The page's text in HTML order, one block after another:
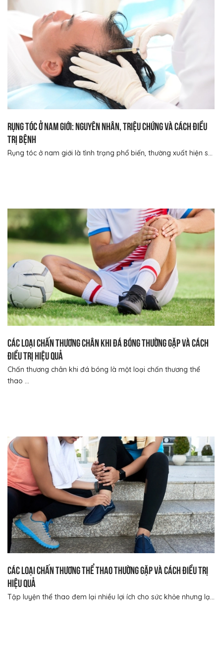
Rụng tóc ở nam giới: Nguyên nhân, triệu chứng và cách điều
trị bệnh
Rụng tóc ở nam giới là tình trạng phổ biến, thường xuất hiện s...
Các loại chấn thương chân khi đá bóng thường gặp và cách
điều trị hiệu quả
Chấn thương chân khi đá bóng là một loại chấn thương thể
thao ...
Các loại chấn thương thể thao thường gặp và cách điều trị
hiệu quả
Tập luyện thể thao đem lại nhiều lợi ích cho sức khỏe nhưng lạ...